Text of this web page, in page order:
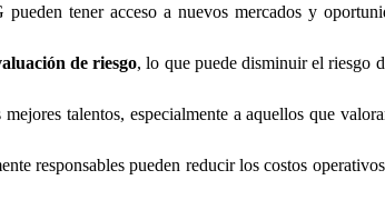
tener acceso a nuevos mercados y
de riesgo, lo que puede disminuir el riesgo
talentos, especialmente a aquellos que
responsables pueden reducir los costos